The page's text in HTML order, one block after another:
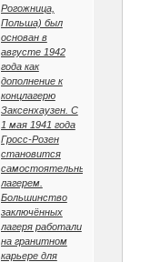
Рогожница,
Польша) был
основан в
августе 1942
года как
дополнение к
концлагерю
Заксенхаузен. С
1 мая 1941 года
Гросс-Розен
становится
самостоятельным
лагерем.
Большинство
заключённых
лагеря работали
на гранитном
карьере для